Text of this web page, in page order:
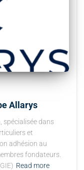
Allarys
spécialisée dans
et
adhésion au
fondateurs.
Read more